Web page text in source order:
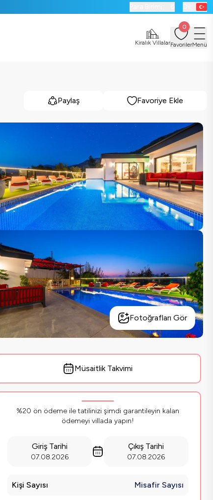
Kiralık Villalar
0
FavorilerMenü
Paylaş Favoriye Ekle
Fotoğrafları Gör
Müsaitlik Takvimi
%20 ön ödeme ile tatilinizi şimdi garantileyin kalan
ödemeyi villada yapın!
Giriş Tarihi
07.08.2026
Çıkış Tarihi
07.08.2026
Kişi Sayısı Misafir Sayısı